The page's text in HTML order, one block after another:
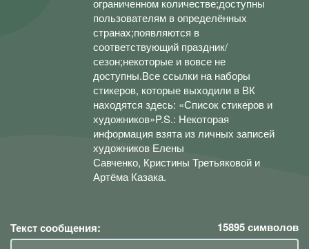
ограниченном количестве;доступны
пользователям в определённых
странах;появляются в
соответствующий праздник/
сезон;некоторые и вовсе не
доступны.Все ссылки на наборы
стикеров, которые выходили в ВК
находятся здесь: «Список стикеров и
художников»P.S.: Некоторая
информация взята из личных записей
художников Елены
Савченко, Кристины Третьяковой и
Артёма Казака.
Текст сообщения: 15895символов